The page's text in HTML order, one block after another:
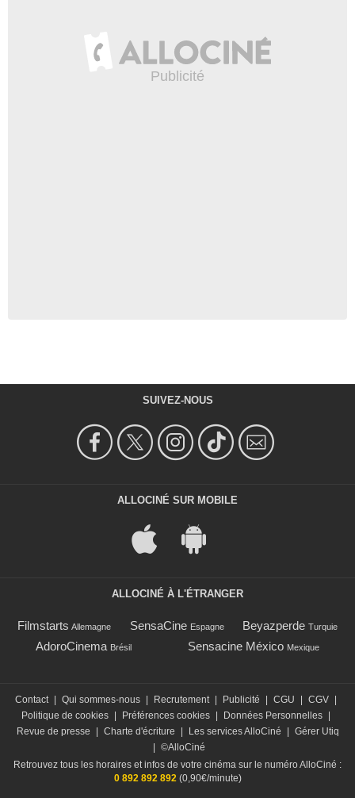
SUIVEZ-NOUS
ALLOCINÉ SUR MOBILE
ALLOCINÉ À L'ÉTRANGER
Filmstarts Allemagne SensaCine Espagne Beyazperde Turquie
AdoroCinema Brésil Sensacine México Mexique
Contact | Qui sommes-nous | Recrutement | Publicité | CGU | CGV |
Politique de cookies | Préférences cookies | Données Personnelles |
Revue de presse
| Charte d'écriture | Les services AlloCiné | Gérer Utiq
| ©AlloCiné
Retrouvez tous les horaires et infos de votre cinéma sur le numéro AlloCiné :
0 892 892 892(0,90€/minute)